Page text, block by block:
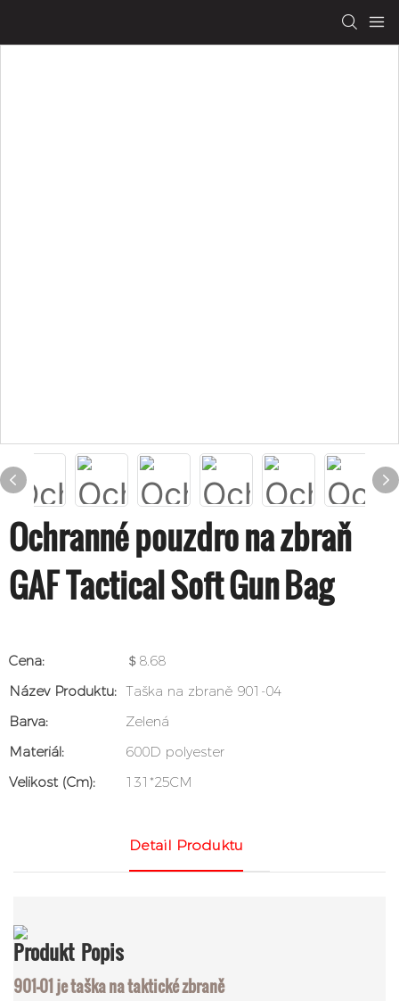
Ochranné pouzdro na zbraň
GAF Tactical Soft Gun Bag
Cena:
＄8.68
Název Produktu: Taška na zbraně 901-04
Barva:
Zelená
Materiál:
600D polyester
Velikost (cm):
131*25CM
Detail Produktu
Produkt Popis
901-01 je taška na taktické zbraně